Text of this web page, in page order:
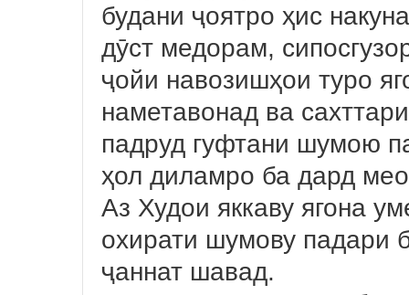
будани ҷоятро ҳис
дӯст медорам,
ҷойи навозишҳои туро
наметавонад ва
падруд гуфтани шумою
ҳол диламро ба дард
Аз Худои яккаву ягона
охирати шумову падари
ҷаннат шавад.